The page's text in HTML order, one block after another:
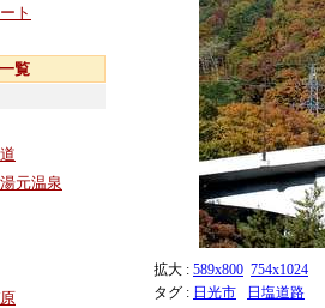
ト
覧
元温泉
拡大 : 589x800 754x1024
タグ : 日光市 日塩道路